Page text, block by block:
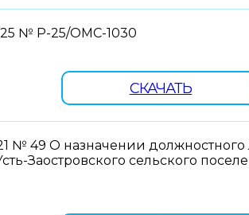
№ Р-25/ОМС-1030
СКАЧАТЬ
№ 49 О назначении
Заостровского сельского